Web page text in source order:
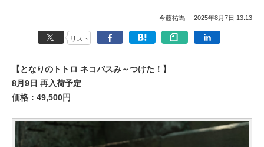
今藤祐馬 2025年8月7日 13:13
リスト
【となりのトトロ ネコバスみ～つけた！】
8月9日 再入荷予定
価格：49,500円